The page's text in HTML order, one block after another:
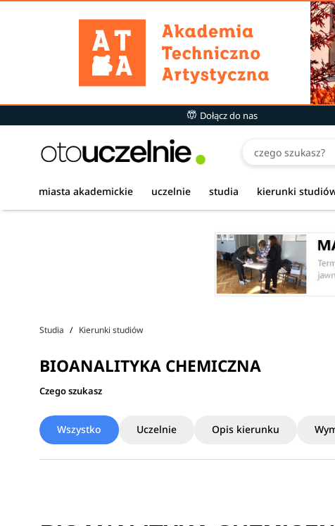
Dołącz do nas
miasta akademickie uczelnie studia kierunki
Studia Kierunki studiów
BIOANALITYKA CHEMICZNA
Czego szukasz
Wszystko Uczelnie Opis kierunku